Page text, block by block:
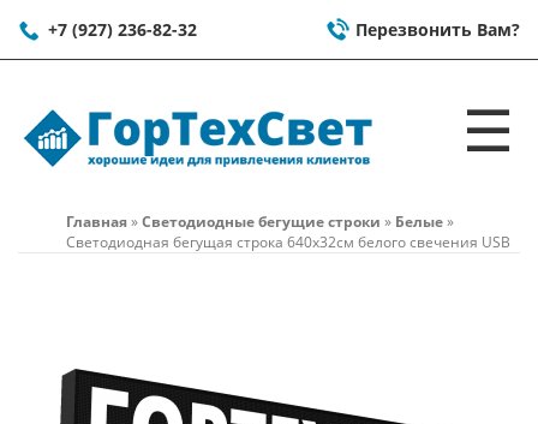
+7 (927) 236-82-32 Перезвонить Вам?
☰
Главная»Светодиодные бегущие строки » Белые»
Светодиодная бегущая строка 640x32см белого свечения USB